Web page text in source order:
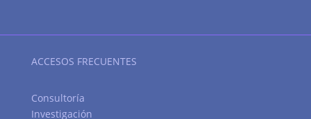
ACCESOS FRECUENTES
Consultoría
Investigación